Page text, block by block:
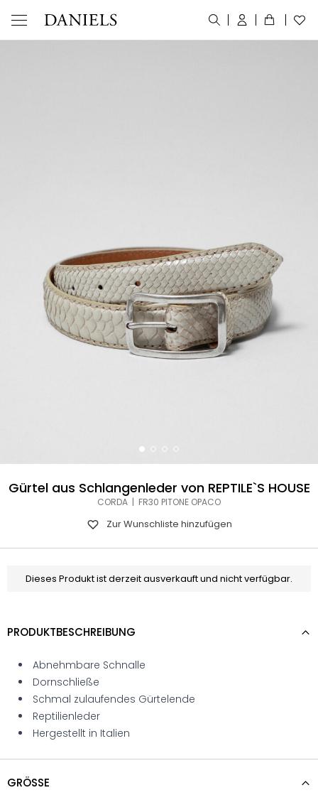
Gürtel aus Schlangenleder von REPTILE`S HOUSE
CORDA | FR30 PITONE OPACO
Zur Wunschliste hinzufügen
Dieses Produkt ist derzeit ausverkauft und nicht verfügbar.
PRODUKTBESCHREIBUNG
Abnehmbare Schnalle
Dornschließe
Schmal zulaufendes Gürtelende
Reptilienleder
Hergestellt in Italien
GRÖSSE